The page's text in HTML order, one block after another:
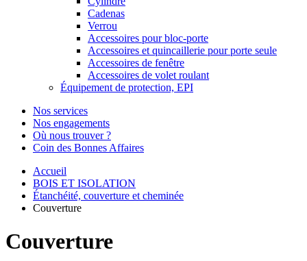
Cadenas
Verrou
Accessoires pour bloc-porte
Accessoires et quincaillerie pour porte seule
Accessoires de fenêtre
Accessoires de volet roulant
Équipement de protection, EPI
Nos services
Nos engagements
Où nous trouver ?
Coin des Bonnes Affaires
Accueil
BOIS ET ISOLATION
Étanchéité, couverture et cheminée
Couverture
Couverture